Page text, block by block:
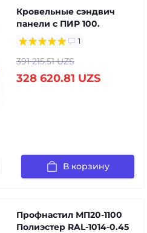
Кровельные сэндвич
панели с ПИР 100.
1
391 215.51 UZS
328 620.81 UZS
В корзину
Профнастил МП20-1100
Полиэстер RAL-1014-0.45